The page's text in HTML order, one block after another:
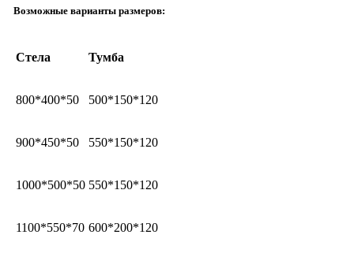
Возможные варианты размеров:
Стела Тумба
800*400*50 500*150*120
900*450*50 550*150*120
1000*500*50 550*150*120
1100*550*70 600*200*120